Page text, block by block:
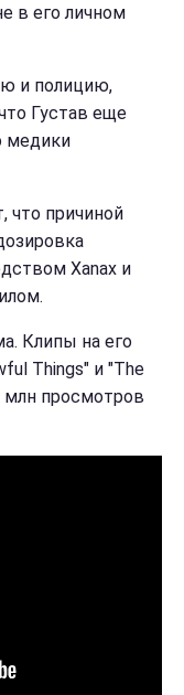
в его личном
и полицию,
Густав еще
медики
что причиной
Xanax и
Клипы на его
Things" и "The
млн просмотров